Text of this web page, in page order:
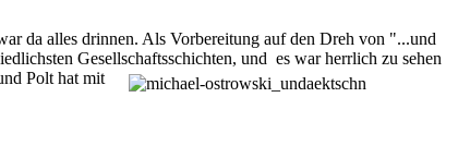
da alles drinnen. Als Vorbereitung auf den Dreh von "...und
Gesellschaftsschichten, und es war herrlich zu sehen
Polt hat mit